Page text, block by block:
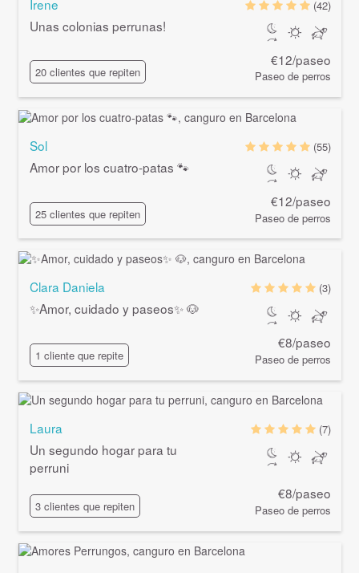
Irene
Unas colonias perrunas!
20 clientes que repiten
(42)
€12/paseo
Paseo de perros
Sol
Amor por los cuatro-patas 🐾
25 clientes que repiten
(55)
€12/paseo
Paseo de perros
Clara Daniela
✨Amor, cuidado y paseos✨ 🐶
1 cliente que repite
(3)
€8/paseo
Paseo de perros
Laura
Un segundo hogar para tu
perruni
3 clientes que repiten
(7)
€8/paseo
Paseo de perros